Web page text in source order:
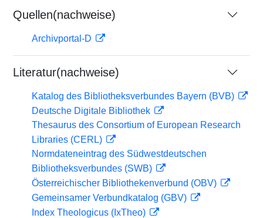
Quellen(nachweise)
Archivportal-D
Literatur(nachweise)
Katalog des Bibliotheksverbundes Bayern (BVB)
Deutsche Digitale Bibliothek
Thesaurus des Consortium of European Research
Libraries (CERL)
Normdateneintrag des Südwestdeutschen
Bibliotheksverbundes (SWB)
Österreichischer Bibliothekenverbund (OBV)
Gemeinsamer Verbundkatalog (GBV)
Index Theologicus (IxTheo)